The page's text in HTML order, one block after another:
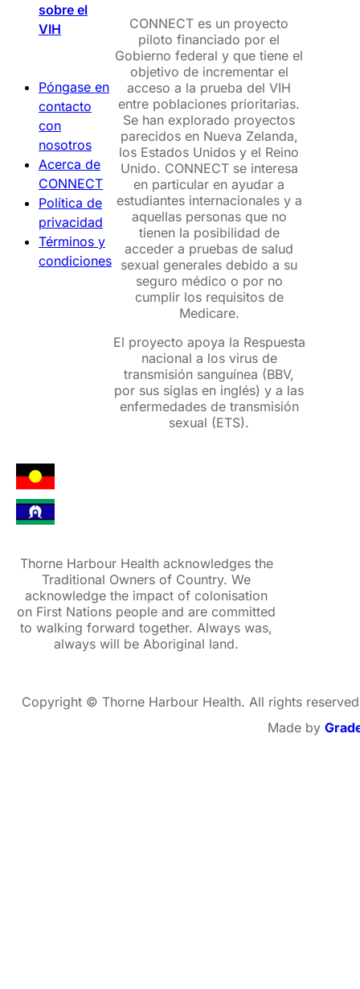
sobre el
VIH
Póngase en
contacto
con
nosotros
Acerca de
CONNECT
Política de
privacidad
Términos y
condiciones
CONNECT es un proyecto
piloto financiado por el
Gobierno federal y que tiene el
objetivo de incrementar el
acceso a la prueba del VIH
entre poblaciones prioritarias.
Se han explorado proyectos
parecidos en Nueva Zelanda,
los Estados Unidos y el Reino
Unido. CONNECT se interesa
en particular en ayudar a
estudiantes internacionales y a
aquellas personas que no
tienen la posibilidad de
acceder a pruebas de salud
sexual generales debido a su
seguro médico o por no
cumplir los requisitos de
Medicare.
El proyecto apoya la Respuesta
nacional a los virus de
transmisión sanguínea (BBV,
por sus siglas en inglés) y a las
enfermedades de transmisión
sexual (ETS).
Thorne Harbour Health acknowledges the
Traditional Owners of Country. We
acknowledge the impact of colonisation
on First Nations people and are committed
to walking forward together. Always was,
always will be Aboriginal land.
Copyright © Thorne Harbour Health. All rights
Made by